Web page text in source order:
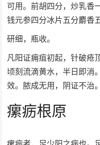
可用。前胡四分，炒乳香
钱元参四分冰片五分麝香
研细，瓶收。
凡阳证痈疽初起，针破疮
顷刻流滴黄水，半日即消
效。脓成无用，阴证不治。
瘰疬根原